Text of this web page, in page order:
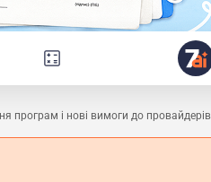
програм і нові вимоги до провайдерів